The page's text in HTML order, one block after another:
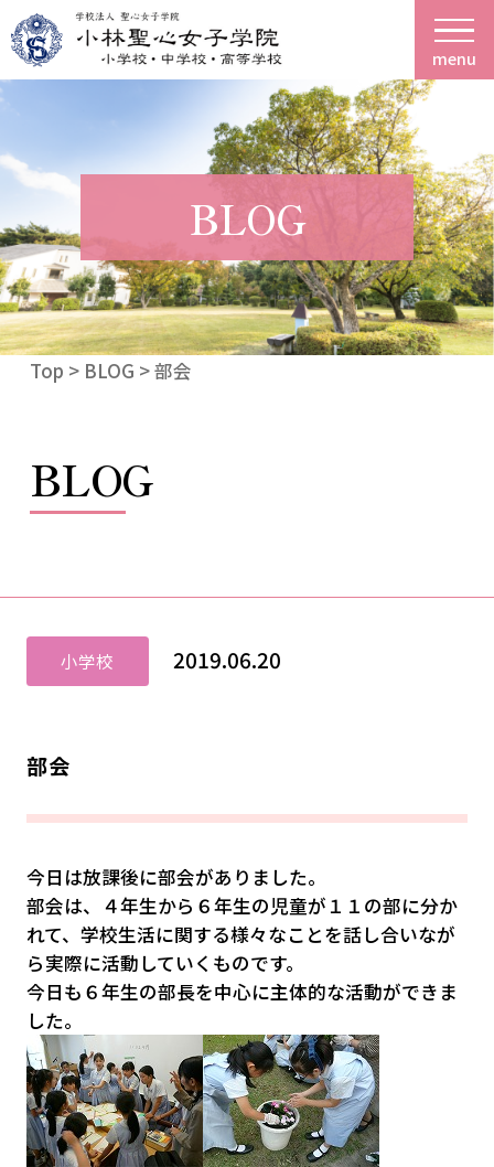
menu
BLOG
Top > BLOG > 部会
BLOG
小学校 2019.06.20
部会
今日は放課後に部会がありました。
部会は、４年生から６年生の児童が１１の部に分か
れて、学校生活に関する様々なことを話し合いなが
ら実際に活動していくものです。
今日も６年生の部長を中心に主体的な活動ができま
した。